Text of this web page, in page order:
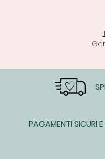
PAGAMENTI SICURI